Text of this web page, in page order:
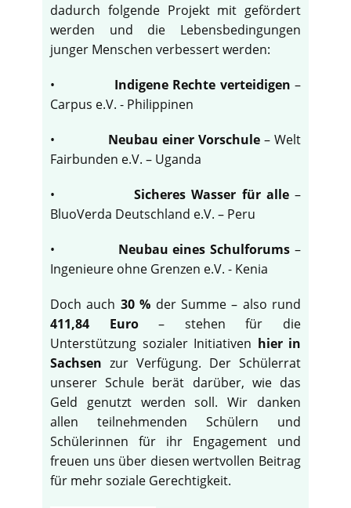
dadurch folgende Projekt mit gefördert
werden und die Lebensbedingungen
junger Menschen verbessert werden:
• Indigene Rechte verteidigen –
Carpus e.V. - Philippinen
• Neubau einer Vorschule – Welt
Fairbunden e.V. – Uganda
•Sicheres Wasser für alle–
BluoVerda Deutschland e.V. – Peru
• Neubau eines Schulforums –
Ingenieure ohne Grenzen e.V. - Kenia
Doch auch 30 % der Summe – also rund
411,84 Euro– stehen für die
Unterstützung sozialer Initiativen hier in
Sachsen zur Verfügung. Der Schülerrat
unserer Schule berät darüber, wie das
Geld genutzt werden soll. Wir danken
allen teilnehmenden Schülern und
Schülerinnen für ihr Engagement und
freuen uns über diesen wertvollen Beitrag
für mehr soziale Gerechtigkeit.